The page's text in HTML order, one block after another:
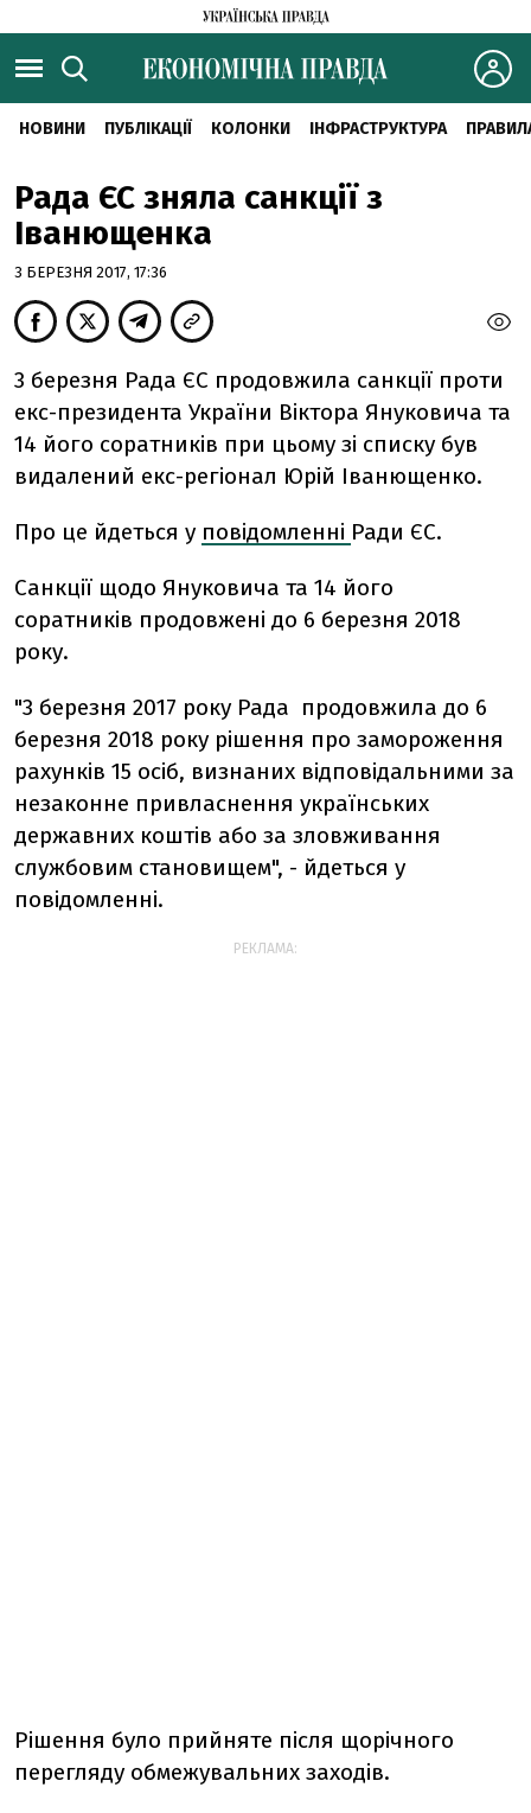
НОВИНИ ПУБЛІКАЦІЇ КОЛОНКИ ІНФРАСТРУКТУРА
Рада ЄС зняла санкції з
Іванющенка
3 БЕРЕЗНЯ 2017, 17:36
3 березня Рада ЄС продовжила санкції проти
екс-президента України Віктора Януковича та
14 його соратників при цьому зі списку був
видалений екс-регіонал Юрій Іванющенко.
Про це йдеться у повідомленні Ради ЄС.
Санкції щодо Януковича та 14 його
соратників продовжені до 6 березня 2018
року.
"3 березня 2017 року Рада продовжила до 6
березня 2018 року рішення про замороження
рахунків 15 осіб, визнаних відповідальними за
незаконне привласнення українських
державних коштів або за зловживання
службовим становищем", - йдеться у
повідомленні.
РЕКЛАМА:
Рішення було прийняте після щорічного
перегляду обмежувальних заходів.